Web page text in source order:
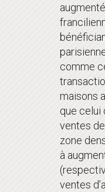
comme
maisons
que celui
ventes
zone
à
ventes